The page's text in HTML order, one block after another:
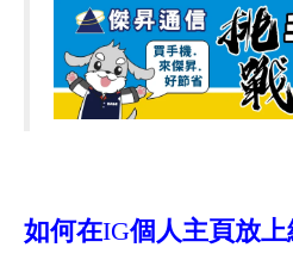
如何在IG個人主頁放上